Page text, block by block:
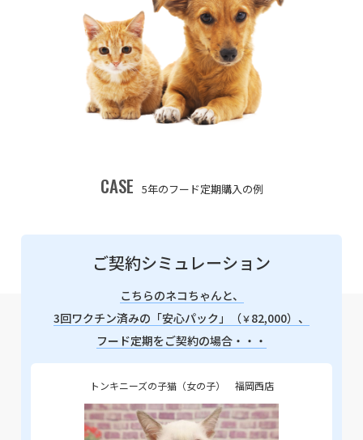
CASE 5年のフード定期購入の例
ご契約シミュレーション
こちらのネコちゃんと、
3回ワクチン済みの「安心パック」（￥82,000）、
フード定期をご契約の場合・・・
トンキニーズの子猫（女の子） 福岡西店